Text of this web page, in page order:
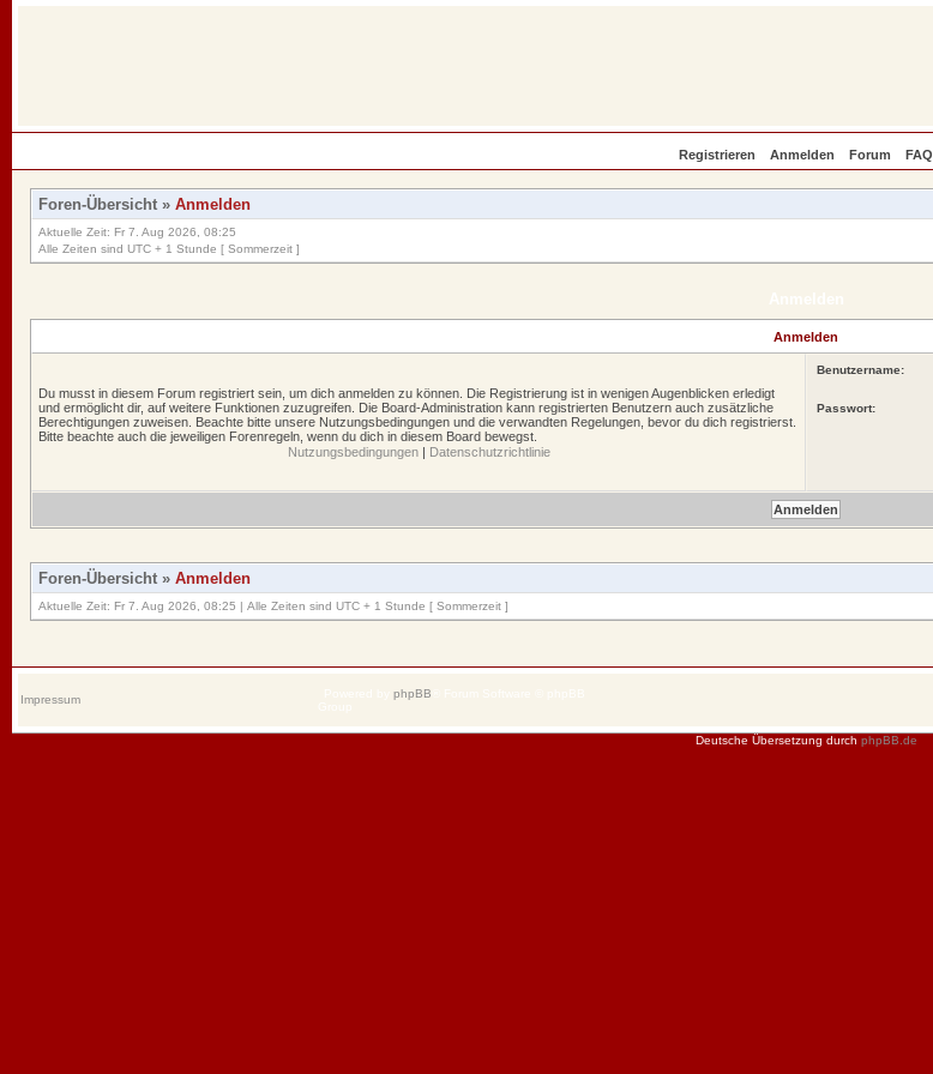
Registrieren Anmelden Forum FAQ
Foren-Übersicht » Anmelden
Aktuelle Zeit: Fr 7. Aug 2026, 08:25
Alle Zeiten sind UTC + 1 Stunde [ Sommerzeit ]
Anmelden
Du musst in diesem Forum registriert sein, um dich anmelden zu können. Die Registrierung ist in wenigen Augenblicken erledigt
und ermöglicht dir, auf weitere Funktionen zuzugreifen. Die Board-Administration kann registrierten Benutzern auch zusätzliche
Berechtigungen zuweisen. Beachte bitte unsere Nutzungsbedingungen und die verwandten Regelungen, bevor du dich registrierst.
Bitte beachte auch die jeweiligen Forenregeln, wenn du dich in diesem Board bewegst.
Nutzungsbedingungen| Datenschutzrichtlinie
Benutzername:
Passwort:
Foren-Übersicht » Anmelden
Aktuelle Zeit: Fr 7. Aug 2026, 08:25 | Alle Zeiten sind UTC + 1 Stunde [ Sommerzeit ]
Impressum phpBB
Deutsche Übersetzung durch phpBB.de